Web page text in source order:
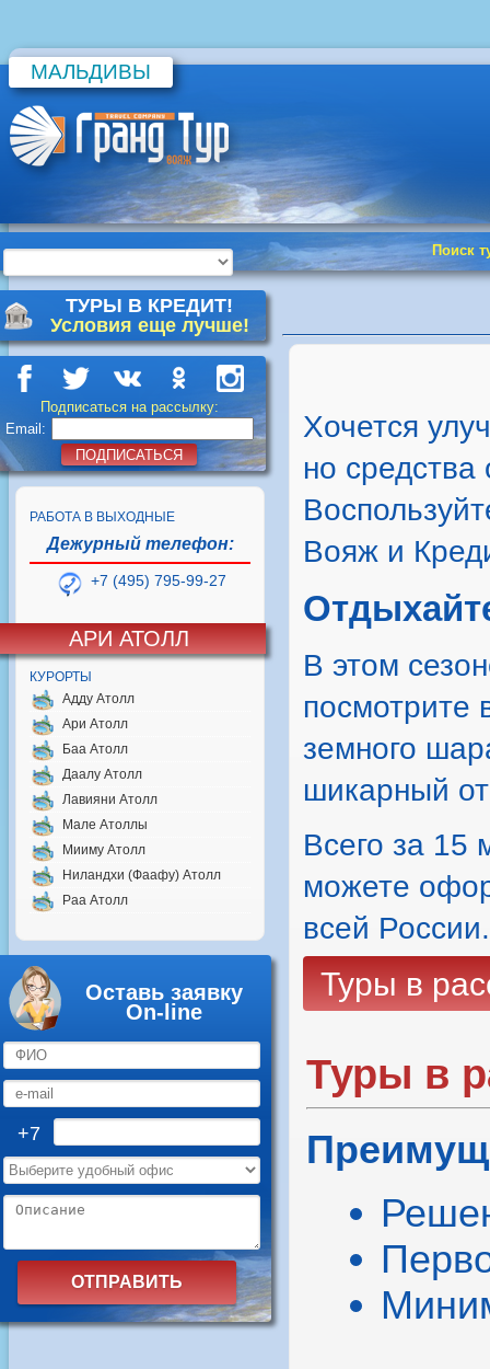
МАЛЬДИВЫ
Поиск
ТУРЫ В КРЕДИТ!
Условия еще лучше!
Подписаться на рассылку:
Email:
ПОДПИСАТЬСЯ
РАБОТА В ВЫХОДНЫЕ
Дежурный телефон:
+7 (495) 795-99-27
АРИ АТОЛЛ
КУРОРТЫ
Адду Атолл
Ари Атолл
Баа Атолл
Даалу Атолл
Лавияни Атолл
Мале Атоллы
Мииму Атолл
Ниландхи (Фаафу) Атолл
Раа Атолл
Оставь заявку
On-line
+7
Хочется
но
Вояж и
В этом
посмотрите
земного
шикарный
Всего за 15
можете
всей России.
Туры в
Туры в